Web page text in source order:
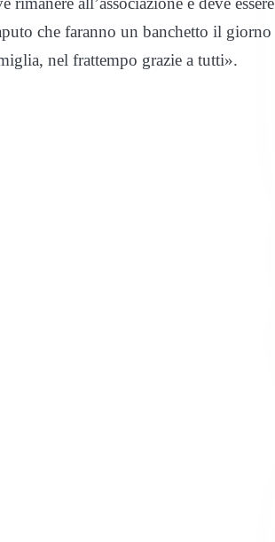
che faranno un banchetto il giorno
nel frattempo grazie a tutti».